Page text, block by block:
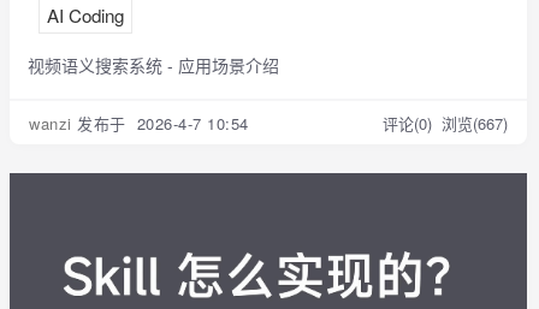
AI Coding
视频语义搜索系统 - 应用场景介绍
wanzi 发布于 2026-4-7 10:54 评论(0) 浏览(667)